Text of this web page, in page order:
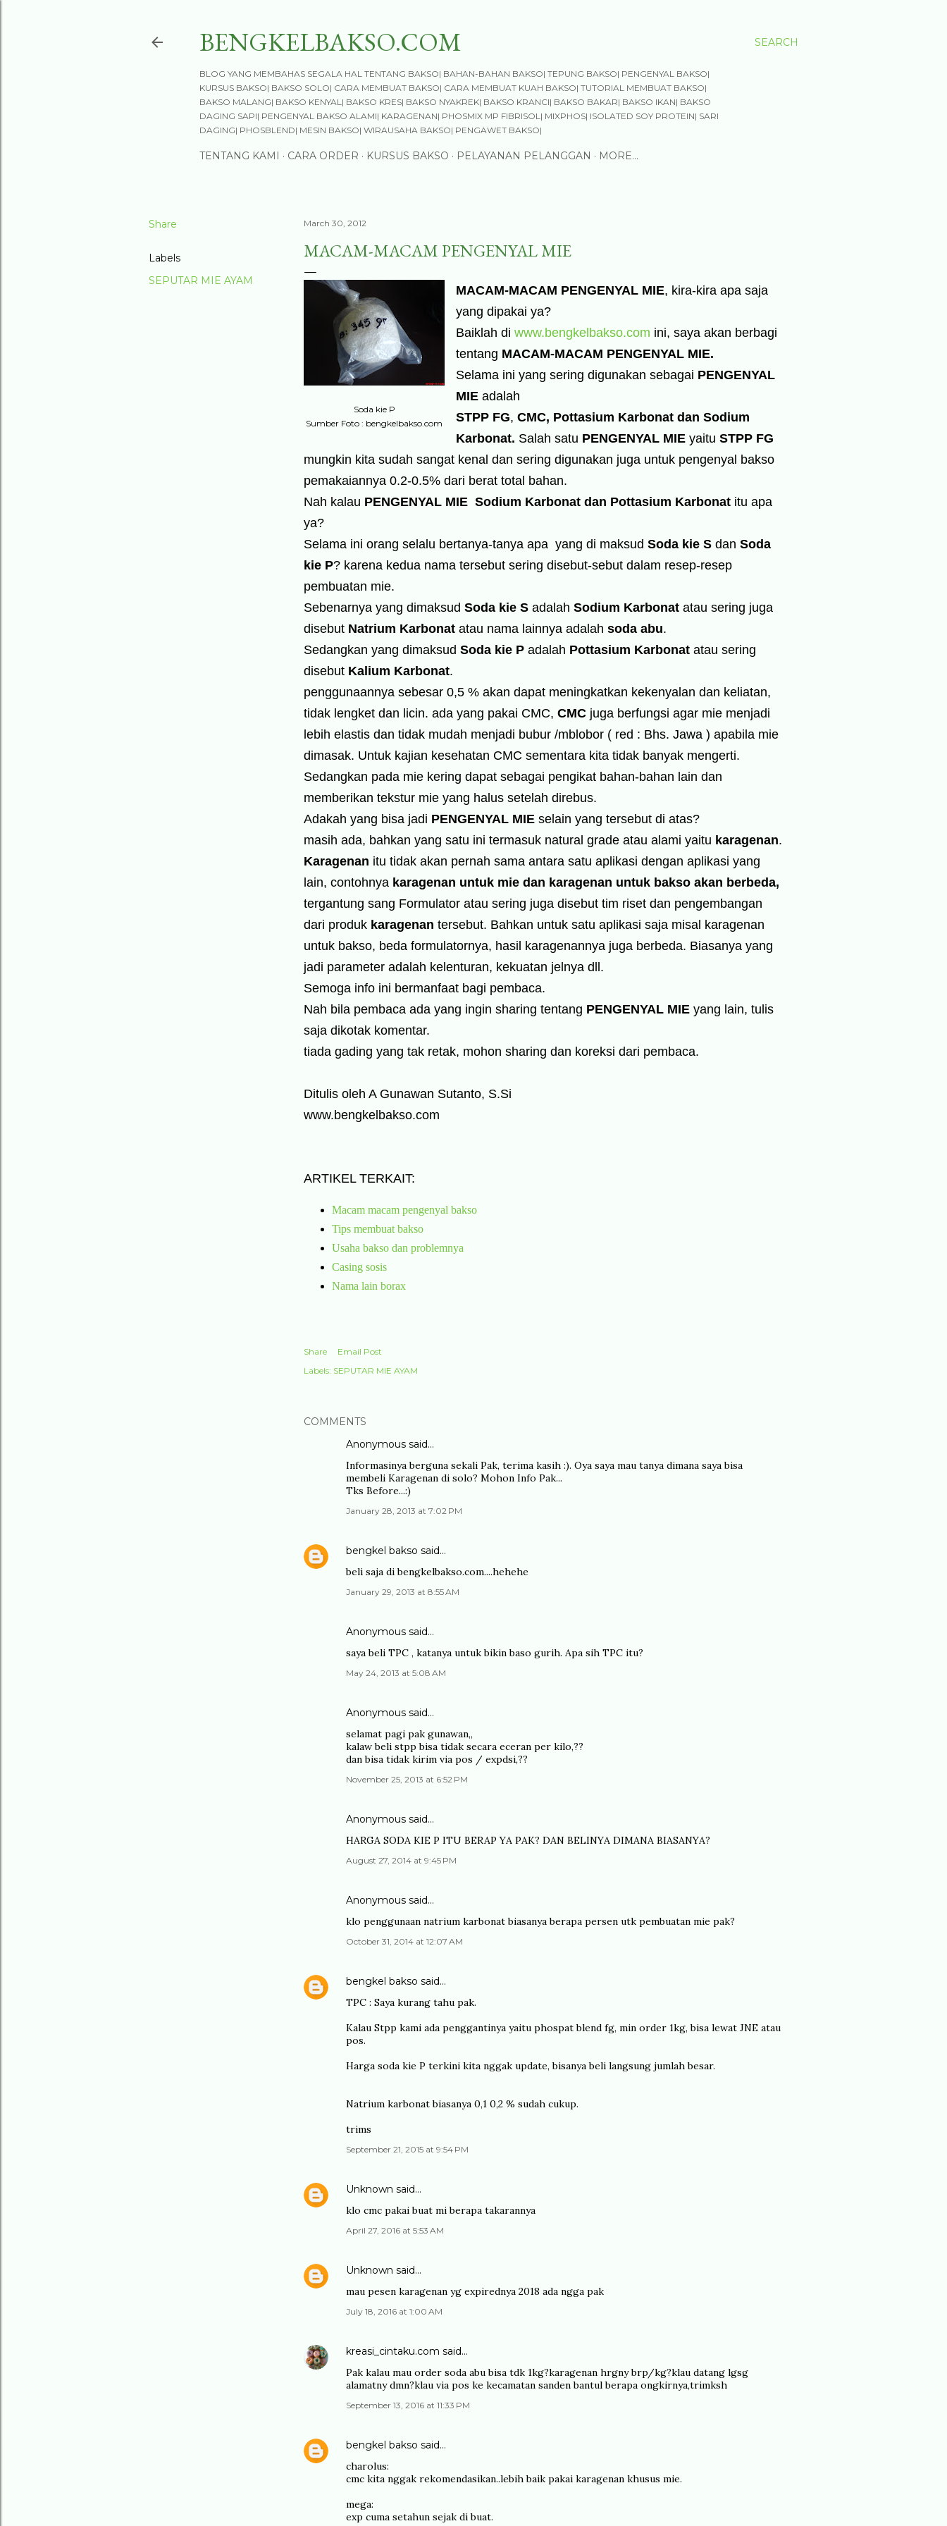
SEARCH
BENGKELBAKSO.COM
BLOG YANG MEMBAHAS SEGALA HAL TENTANG BAKSO| BAHAN-BAHAN BAKSO| TEPUNG BAKSO| PENGENYAL BAKSO|
KURSUS BAKSO| BAKSO SOLO| CARA MEMBUAT BAKSO| CARA MEMBUAT KUAH BAKSO| TUTORIAL MEMBUAT BAKSO|
BAKSO MALANG| BAKSO KENYAL| BAKSO KRES| BAKSO NYAKREK| BAKSO KRANCI| BAKSO BAKAR| BAKSO IKAN| BAKSO
DAGING SAPI| PENGENYAL BAKSO ALAMI| KARAGENAN| PHOSMIX MP FIBRISOL| MIXPHOS| ISOLATED SOY PROTEIN| SARI
DAGING| PHOSBLEND| MESIN BAKSO| WIRAUSAHA BAKSO| PENGAWET BAKSO|
TENTANG KAMI CARA ORDER KURSUS BAKSO PELAYANAN PELANGGAN MORE…
Share
Labels
SEPUTAR MIE AYAM
March 30, 2012
MACAM-MACAM PENGENYAL MIE
Soda kie P
Sumber Foto : bengkelbakso.com
MACAM-MACAM PENGENYAL MIE, kira-kira apa saja
yang dipakai ya?
Baiklah di www.bengkelbakso.com ini, saya akan berbagi
tentang MACAM-MACAM PENGENYAL MIE.
Selama ini yang sering digunakan sebagai PENGENYAL
MIE adalah
STPP FG, CMC, Pottasium Karbonat dan Sodium
Karbonat. Salah satu PENGENYAL MIE yaitu STPP FG
mungkin kita sudah sangat kenal dan sering digunakan juga untuk pengenyal bakso
pemakaiannya 0.2-0.5% dari berat total bahan.
Nah kalau PENGENYAL MIE Sodium Karbonat dan Pottasium Karbonat itu apa
ya?
Selama ini orang selalu bertanya-tanya apa yang di maksud Soda kie S dan Soda
kie P? karena kedua nama tersebut sering disebut-sebut dalam resep-resep
pembuatan mie.
Sebenarnya yang dimaksud Soda kie S adalah Sodium Karbonat atau sering juga
disebut Natrium Karbonat atau nama lainnya adalah soda abu.
Sedangkan yang dimaksud Soda kie P adalah Pottasium Karbonat atau sering
disebut Kalium Karbonat.
penggunaannya sebesar 0,5 % akan dapat meningkatkan kekenyalan dan keliatan,
tidak lengket dan licin. ada yang pakai CMC, CMC juga berfungsi agar mie menjadi
lebih elastis dan tidak mudah menjadi bubur /mblobor ( red : Bhs. Jawa ) apabila mie
dimasak. Untuk kajian kesehatan CMC sementara kita tidak banyak mengerti.
Sedangkan pada mie kering dapat sebagai pengikat bahan-bahan lain dan
memberikan tekstur mie yang halus setelah direbus.
Adakah yang bisa jadi PENGENYAL MIE selain yang tersebut di atas?
masih ada, bahkan yang satu ini termasuk natural grade atau alami yaitu karagenan.
Karagenan itu tidak akan pernah sama antara satu aplikasi dengan aplikasi yang
lain, contohnya karagenan untuk mie dan karagenan untuk bakso akan berbeda,
tergantung sang Formulator atau sering juga disebut tim riset dan pengembangan
dari produk karagenan tersebut. Bahkan untuk satu aplikasi saja misal karagenan
untuk bakso, beda formulatornya, hasil karagenannya juga berbeda. Biasanya yang
jadi parameter adalah kelenturan, kekuatan jelnya dll.
Semoga info ini bermanfaat bagi pembaca.
Nah bila pembaca ada yang ingin sharing tentang PENGENYAL MIE yang lain, tulis
saja dikotak komentar.
tiada gading yang tak retak, mohon sharing dan koreksi dari pembaca.
Ditulis oleh A Gunawan Sutanto, S.Si
www.bengkelbakso.com
ARTIKEL TERKAIT:
Macam macam pengenyal bakso
Tips membuat bakso
Usaha bakso dan problemnya
Casing sosis
Nama lain borax
Share
Email Post
Labels: SEPUTAR MIE AYAM
COMMENTS
Anonymous said…
Informasinya berguna sekali Pak, terima kasih :). Oya saya mau tanya dimana saya bisa
membeli Karagenan di solo? Mohon Info Pak...
Tks Before...:)
January 28, 2013 at 7:02 PM
bengkel bakso said…
beli saja di bengkelbakso.com....hehehe
January 29, 2013 at 8:55 AM
Anonymous said…
saya beli TPC , katanya untuk bikin baso gurih. Apa sih TPC itu?
May 24, 2013 at 5:08 AM
Anonymous said…
selamat pagi pak gunawan,,
kalaw beli stpp bisa tidak secara eceran per kilo,??
dan bisa tidak kirim via pos / expdsi,??
November 25, 2013 at 6:52 PM
Anonymous said…
HARGA SODA KIE P ITU BERAP YA PAK? DAN BELINYA DIMANA BIASANYA?
August 27, 2014 at 9:45 PM
Anonymous said…
klo penggunaan natrium karbonat biasanya berapa persen utk pembuatan mie pak?
October 31, 2014 at 12:07 AM
bengkel bakso said…
TPC : Saya kurang tahu pak.
Kalau Stpp kami ada penggantinya yaitu phospat blend fg, min order 1kg, bisa lewat JNE atau
pos.
Harga soda kie P terkini kita nggak update, bisanya beli langsung jumlah besar.
Natrium karbonat biasanya 0,1 0,2 % sudah cukup.
trims
September 21, 2015 at 9:54 PM
Unknown said…
klo cmc pakai buat mi berapa takarannya
April 27, 2016 at 5:53 AM
Unknown said…
mau pesen karagenan yg expirednya 2018 ada ngga pak
July 18, 2016 at 1:00 AM
kreasi_cintaku.com said…
Pak kalau mau order soda abu bisa tdk 1kg?karagenan hrgny brp/kg?klau datang lgsg
alamatny dmn?klau via pos ke kecamatan sanden bantul berapa ongkirnya,trimksh
September 13, 2016 at 11:33 PM
bengkel bakso said…
charolus:
cmc kita nggak rekomendasikan..lebih baik pakai karagenan khusus mie.
mega:
exp cuma setahun sejak di buat.